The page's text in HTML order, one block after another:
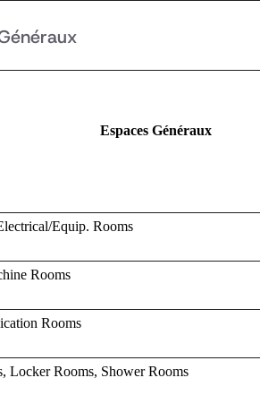
Espaces Généraux
Equip. Rooms
Rooms
Rooms
Locker Rooms, Shower Rooms